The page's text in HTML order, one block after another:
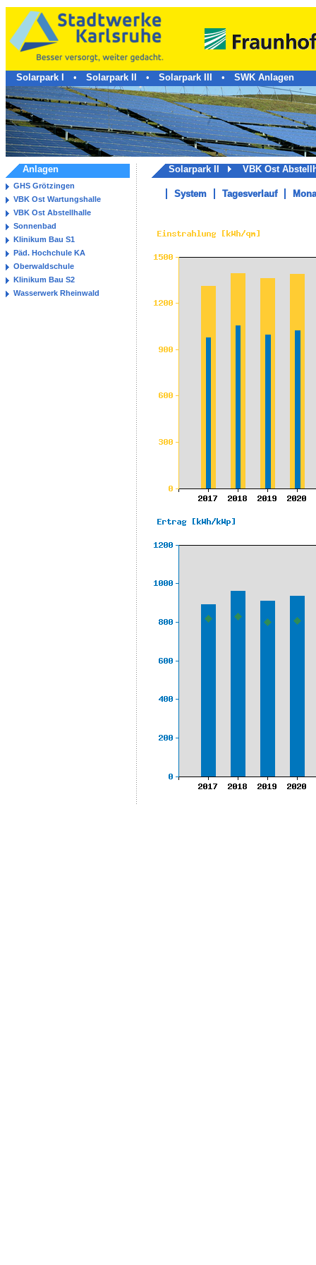
Solarpark I • Solarpark II • Solarpark III • SWK Anlagen
Anlagen
GHS Grötzingen
VBK Ost Wartungshalle
VBK Ost Abstellhalle
Sonnenbad
Klinikum Bau S1
Päd. Hochchule KA
Oberwaldschule
Klinikum Bau S2
Wasserwerk Rheinwald
Solarpark II VBK Ost
System Tagesverlauf